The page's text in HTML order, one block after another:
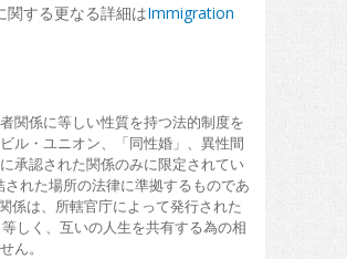
関する更なる詳細はImmigration
関係に等しい性質を持つ法的制度を
ル・ユニオン、「同性婚」、異性間
承認された関係のみに限定されてい
れた場所の法律に準拠するものであ
係は、所轄官庁によって発行された
しく、互いの人生を共有する為の相
ん。